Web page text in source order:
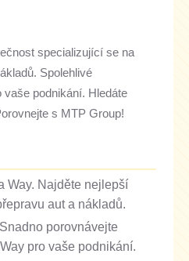
specializující se na
Spolehlivé
podnikání. Hledáte
s MTP Group!
Way. Najděte nejlepší
aut a nákladů.
porovnávejte
pro vaše podnikání.